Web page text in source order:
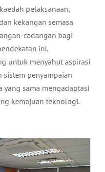
pelaksanaan,
kekangan semasa
cadangan bagi
ini.
untuk menyahut aspirasi
sistem penyampaian
yang sama mengadaptasi
kemajuan teknologi.